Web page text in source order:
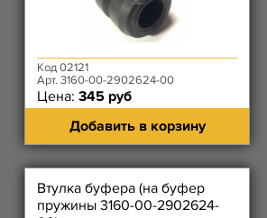
Код 02121
Арт. 3160-00-2902624-00
Цена: 345 руб
Добавить в корзину
Втулка буфера (на буфер
пружины 3160-00-2902624-